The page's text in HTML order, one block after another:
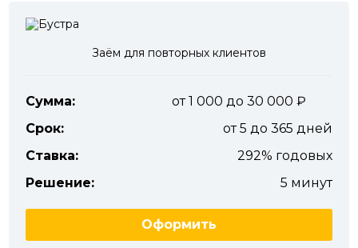
Заём для повторных клиентов
Сумма:
от 1 000 до 30 000
Срок:
от 5 до 365 дней
Ставка:
292% годовых
Решение:
5 минут
Оформить